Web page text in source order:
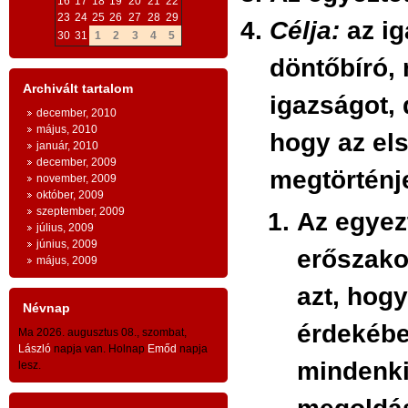
ESZMEI ALAPOK:
AZ INGYENESSÉG
- az emberi egzisztencia és a
gazdaság létfeltételeinek
ingyenessége
a természeti világ és az
emberi kultúra és civilizáció szintjein
- az ingyenesség
jellege: az
emberiség
kapta az ingyen
adottságokat és adományokat -
- ingyenesség és tartozástudat -
TESTVÉRISÉG
1.
23 24 25 26 27 28 29
30 31 1 2 3 4 5
Archivált tartalom
december, 2010
május, 2010
január, 2010
december, 2009
november, 2009
október, 2009
szeptember, 2009
július, 2009
június, 2009
május, 2009
Névnap
Ma 2026. augusztus 08., szombat,
László napja van. Holnap Emőd napja
lesz.
Célja: az
döntőbíró,
igazságot,
hogy az
Az
azt,